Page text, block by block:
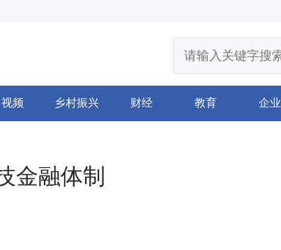
视频 乡村振兴 财经 教育 企业
金融体制